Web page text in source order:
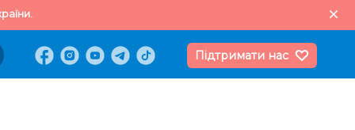
Підтримати нас